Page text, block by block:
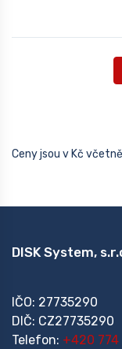
Ceny jsou v Kč včetně
DISK System,
IČO: 27735290
DIČ: CZ27735290
Telefon: +420